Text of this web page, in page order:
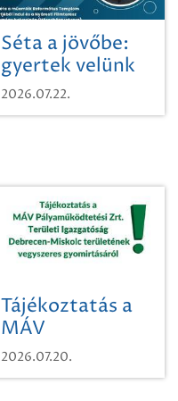
Séta a jövőbe:
gyertek velünk
egy városi
időutazásra!
2026.07.22.
Tájékoztatás a
MÁV
Pályaműködtetési
Zrt. Területi
2026.07.20.